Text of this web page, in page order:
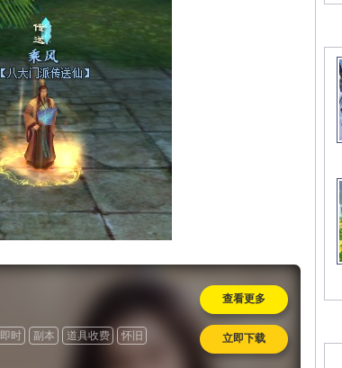
即时 副本 道具收费 怀旧
查看更多
立即下载